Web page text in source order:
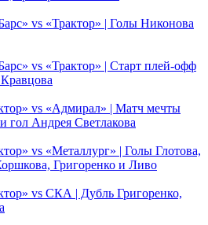
vs «Трактор» | Голы Никонова
vs «Трактор» | Старт плей-офф
vs «Адмирал» | Матч мечты
гол Андрея Светлакова
vs «Металлург» | Голы Глотова,
Григоренко и Ливо
vs СКА | Дубль Григоренко,